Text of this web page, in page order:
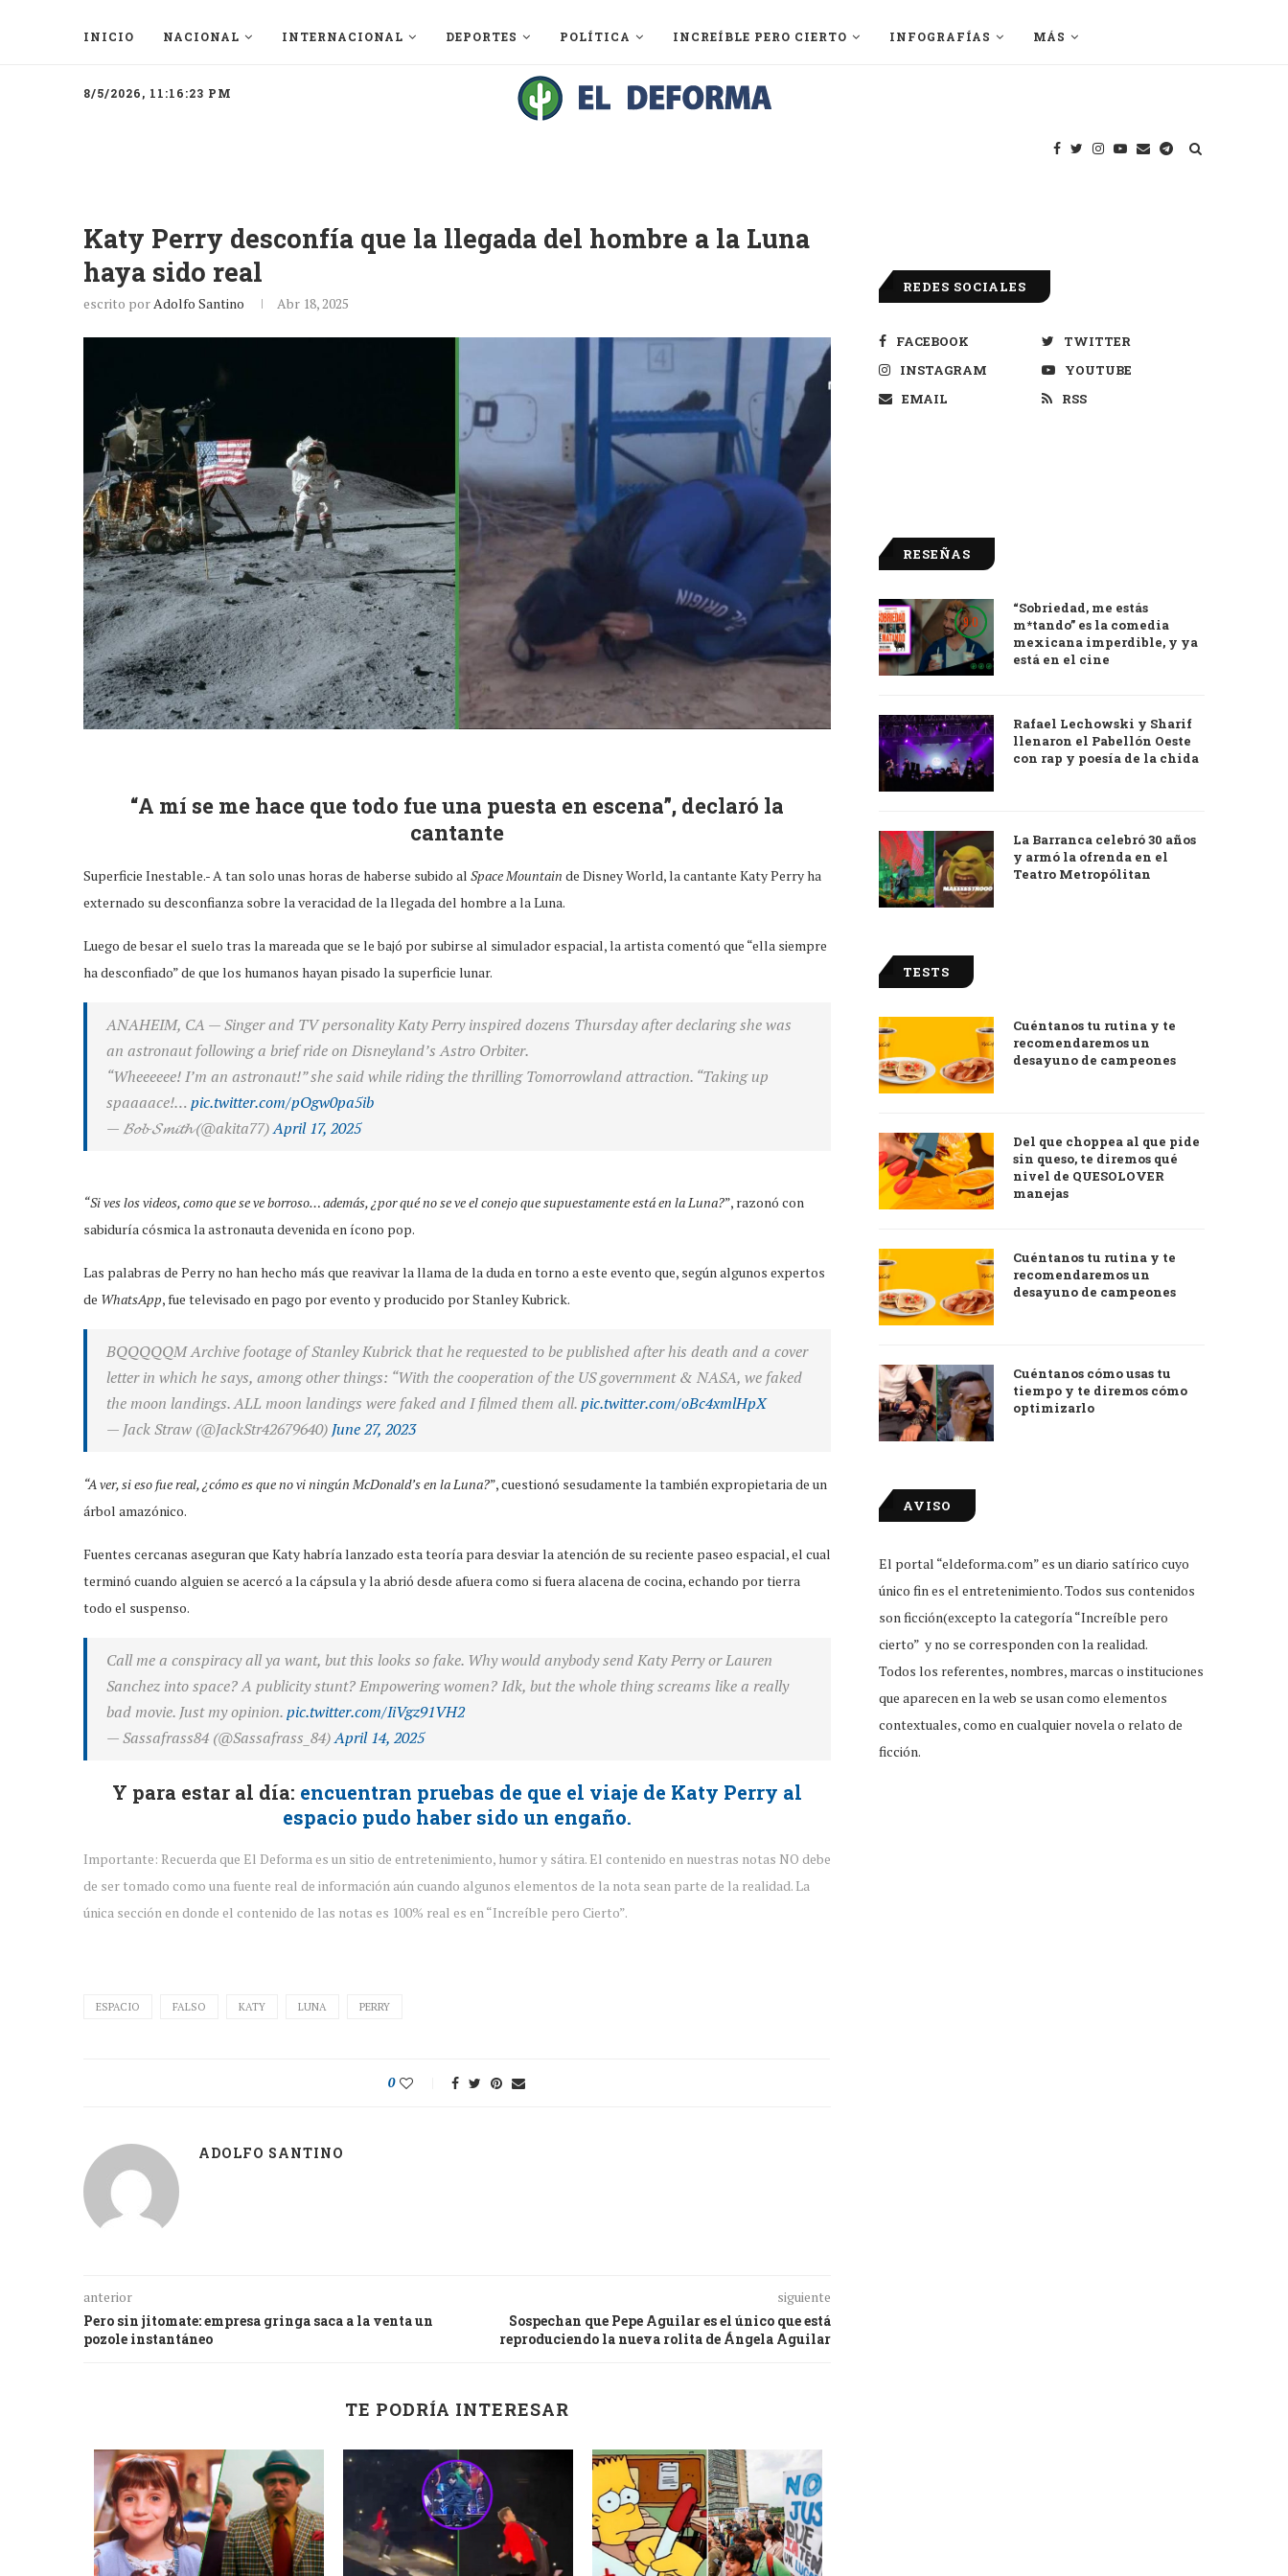
INICIO NACIONAL INTERNACIONAL DEPORTES POLÍTICA INCREÍBLE PERO CIERTO INFOGRAFÍAS MÁS
8/5/2026, 11:16:23 PM
Katy Perry desconfía que la llegada del hombre a la Luna
haya sido real
escrito porAdolfo Santino Abr 18, 2025
“A mí se me hace que todo fue una puesta en escena”, declaró la
cantante
Superficie Inestable.- A tan solo unas horas de haberse subido al Space Mountain de Disney World, la cantante Katy Perry ha
externado su desconfianza sobre la veracidad de la llegada del hombre a la Luna.
Luego de besar el suelo tras la mareada que se le bajó por subirse al simulador espacial, la artista comentó que “ella siempre
ha desconfiado” de que los humanos hayan pisado la superficie lunar.
ANAHEIM, CA — Singer and TV personality Katy Perry inspired dozens Thursday after declaring she was
an astronaut following a brief ride on Disneyland’s Astro Orbiter.
“Wheeeeee! I’m an astronaut!” she said while riding the thrilling Tomorrowland attraction. “Taking up
spaaaace!… pic.twitter.com/pOgw0pa5ib
— 𝓑𝓸𝓫 𝓢𝓶𝓲𝓽𝓱 (@akita77)April 17, 2025
“Si ves los videos, como que se ve borroso… además, ¿por qué no se ve el conejo que supuestamente está en la Luna?”, razonó con
sabiduría cósmica la astronauta devenida en ícono pop.
Las palabras de Perry no han hecho más que reavivar la llama de la duda en torno a este evento que, según algunos expertos
de WhatsApp, fue televisado en pago por evento y producido por Stanley Kubrick.
BQQQQQM Archive footage of Stanley Kubrick that he requested to be published after his death and a cover
letter in which he says, among other things: “With the cooperation of the US government & NASA, we faked
the moon landings. ALL moon landings were faked and I filmed them all.pic.twitter.com/oBc4xmlHpX
— Jack Straw (@JackStr42679640) June 27, 2023
“A ver, si eso fue real, ¿cómo es que no vi ningún McDonald’s en la Luna?”, cuestionó sesudamente la también expropietaria de un
árbol amazónico.
Fuentes cercanas aseguran que Katy habría lanzado esta teoría para desviar la atención de su reciente paseo espacial, el cual
terminó cuando alguien se acercó a la cápsula y la abrió desde afuera como si fuera alacena de cocina, echando por tierra
todo el suspenso.
Call me a conspiracy all ya want, but this looks so fake. Why would anybody send Katy Perry or Lauren
Sanchez into space? A publicity stunt? Empowering women? Idk, but the whole thing screams like a really
bad movie. Just my opinion.pic.twitter.com/IiVgz91VH2
— Sassafrass84 (@Sassafrass_84)April 14, 2025
Y para estar al día: encuentran pruebas de que el viaje de Katy Perry al
espacio pudo haber sido un engaño.
Importante: Recuerda que El Deforma es un sitio de entretenimiento, humor y sátira. El contenido en nuestras notas NO debe
de ser tomado como una fuente real de información aún cuando algunos elementos de la nota sean parte de la realidad. La
única sección en donde el contenido de las notas es 100% real es en “Increíble pero Cierto”.
ESPACIO FALSO KATY LUNA PERRY
0
ADOLFO SANTINO
anterior
Pero sin jitomate: empresa gringa saca a la venta un
pozole instantáneo
siguiente
Sospechan que Pepe Aguilar es el único que está
reproduciendo la nueva rolita de Ángela Aguilar
TE PODRÍA INTERESAR
REDES SOCIALES
FACEBOOK
TWITTER
INSTAGRAM
YOUTUBE
EMAIL
RSS
RESEÑAS
9.0
“Sobriedad, me estás
m*tando” es la comedia
mexicana imperdible, y ya
está en el cine
Rafael Lechowski y Sharif
llenaron el Pabellón Oeste
con rap y poesía de la chida
La Barranca celebró 30 años
y armó la ofrenda en el
Teatro Metropólitan
TESTS
Cuéntanos tu rutina y te
recomendaremos un
desayuno de campeones
Del que choppea al que pide
sin queso, te diremos qué
nivel de QUESOLOVER
manejas
Cuéntanos tu rutina y te
recomendaremos un
desayuno de campeones
Cuéntanos cómo usas tu
tiempo y te diremos cómo
optimizarlo
AVISO
El portal “eldeforma.com” es un diario satírico cuyo
único fin es el entretenimiento. Todos sus contenidos
son ficción(excepto la categoría “Increíble pero
cierto” y no se corresponden con la realidad.
Todos los referentes, nombres, marcas o instituciones
que aparecen en la web se usan como elementos
contextuales, como en cualquier novela o relato de
ficción.